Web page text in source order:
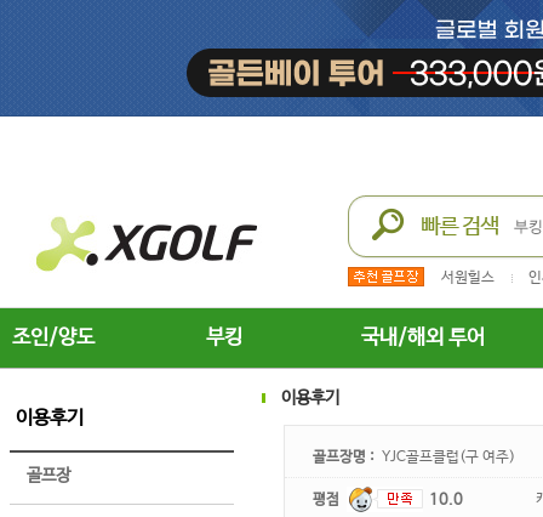
서원힐스
조인/양도 부킹 국내/해외 투어
이용후기
골프장
이용후기
골프장명 : YJC골프클럽(구 여주)
평점 10.0